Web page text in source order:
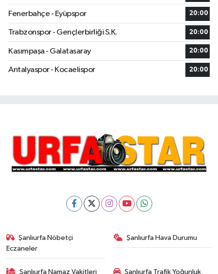
Fenerbahçe - Eyüpspor 20:00
Trabzonspor - Gençlerbirliği S.K. 20:00
Kasımpaşa - Galatasaray 20:00
Antalyaspor - Kocaelispor 20:00
Şanlıurfa Nöbetçi
Eczaneler
Şanlıurfa Hava Durumu
Şanlıurfa Namaz Vakitleri
Şanlıurfa Trafik Yoğunluk